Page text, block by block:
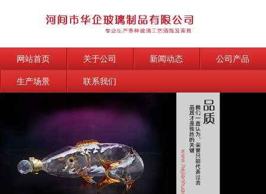
网站首页 关于公司 新闻动态 公司产品
生产场景 联系我们